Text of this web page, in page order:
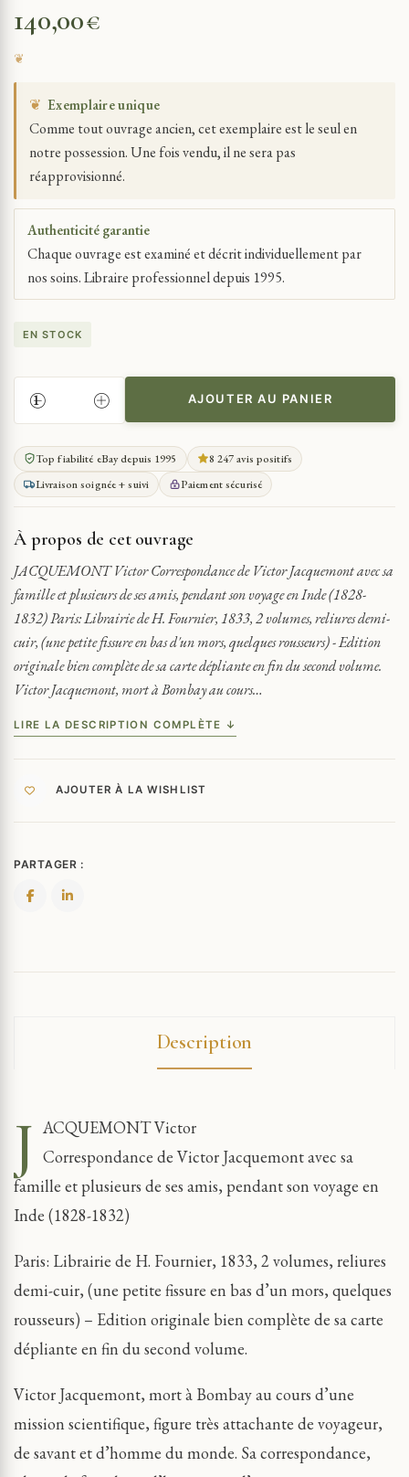
140,00€
❦ Exemplaire unique
Comme tout ouvrage ancien, cet exemplaire est le seul en
notre possession. Une fois vendu, il ne sera pas
réapprovisionné.
Authenticité garantie
Chaque ouvrage est examiné et décrit individuellement par
nos soins. Libraire professionnel depuis 1995.
EN STOCK
QUANTITÉ
DE
INDE
CORRESPONDANCE
DE
VICTOR
AVEC
SA
FAMILLE
VOYAGE
1833
AJOUTER AU PANIER
Top fiabilité eBay depuis 1995
8 247 avis positifs
Livraison soignée + suivi
Paiement sécurisé
À propos de cet ouvrage
JACQUEMONT Victor Correspondance de Victor Jacquemont avec sa
famille et plusieurs de ses amis, pendant son voyage en Inde (1828-
1832) Paris: Librairie de H. Fournier, 1833, 2 volumes, reliures demi-
cuir, (une petite fissure en bas d'un mors, quelques rousseurs) - Edition
originale bien complète de sa carte dépliante en fin du second volume.
Victor Jacquemont, mort à Bombay au cours…
LIRE LA DESCRIPTION COMPLÈTE ↓
AJOUTER À LA WISHLIST
PARTAGER :
Description
J ACQUEMONT Victor
Correspondance de Victor Jacquemont avec sa
famille et plusieurs de ses amis, pendant son voyage en
Inde (1828-1832)
Paris: Librairie de H. Fournier, 1833, 2 volumes, reliures
demi-cuir, (une petite fissure en bas d’un mors, quelques
rousseurs) – Edition originale bien complète de sa carte
dépliante en fin du second volume.
Victor Jacquemont, mort à Bombay au cours d’une
mission scientifique, figure très attachante de voyageur,
de savant et d’homme du monde. Sa correspondance,